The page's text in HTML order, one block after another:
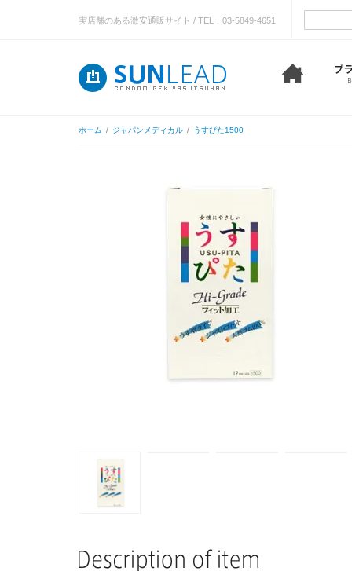
実店舗のある激安通販サイト / TEL：03-5849-4651
ホーム / ジャパンメディカル / うすぴた1500